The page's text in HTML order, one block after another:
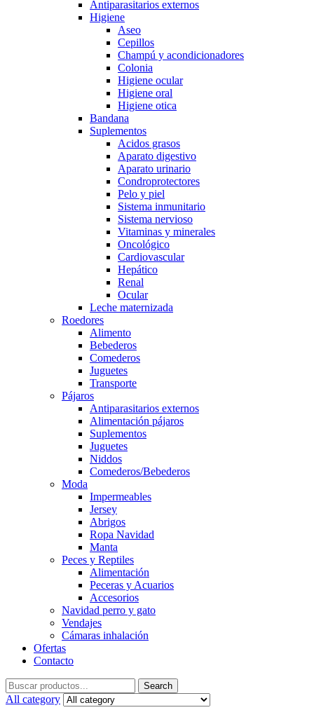
Antiparasitarios externos
Higiene
Aseo
Cepillos
Champú y acondicionadores
Colonia
Higiene ocular
Higiene oral
Higiene otica
Bandana
Suplementos
Acidos grasos
Aparato digestivo
Aparato urinario
Condroprotectores
Pelo y piel
Sistema inmunitario
Sistema nervioso
Vitaminas y minerales
Oncológico
Cardiovascular
Hepático
Renal
Ocular
Leche maternizada
Roedores
Alimento
Bebederos
Comederos
Juguetes
Transporte
Pájaros
Antiparasitarios externos
Alimentación pájaros
Suplementos
Juguetes
Niddos
Comederos/Bebederos
Moda
Impermeables
Jersey
Abrigos
Ropa Navidad
Manta
Peces y Reptiles
Alimentación
Peceras y Acuarios
Accesorios
Navidad perro y gato
Vendajes
Cámaras inhalación
Ofertas
Contacto
Search
for:
Search
All category